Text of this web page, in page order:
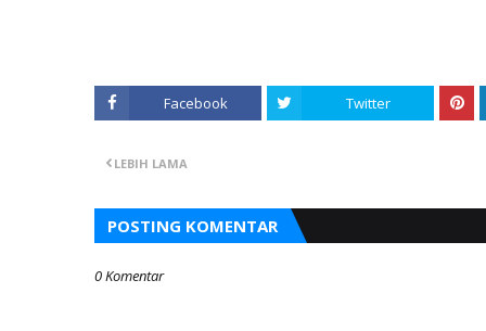
Facebook Twitter
LEBIH LAMA
POSTING KOMENTAR
0 Komentar